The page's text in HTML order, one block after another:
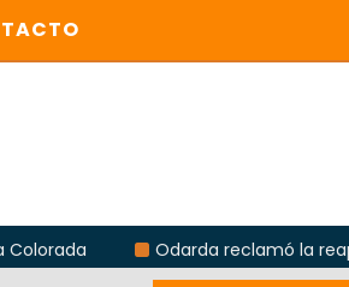
Odarda reclamó la reapertura de la